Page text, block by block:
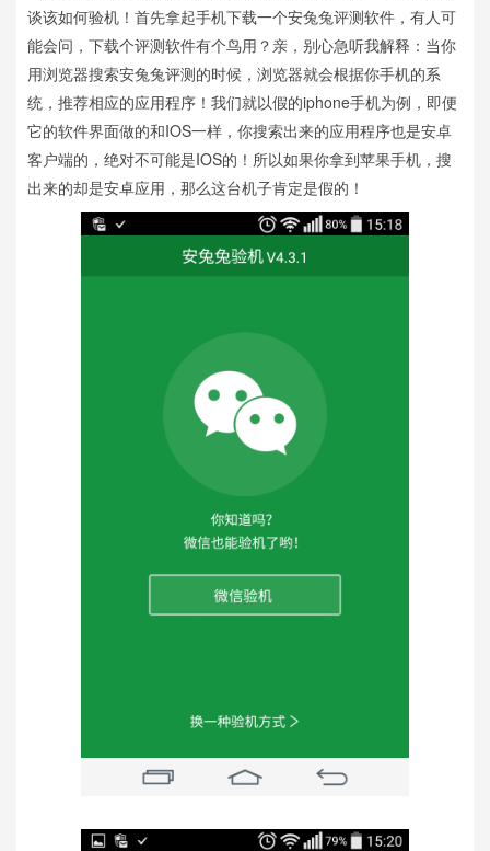
谈该如何验机！首先拿起手机下载一个安兔兔评测软件，有人可
能会问，下载个评测软件有个鸟用？亲，别心急听我解释：当你
用浏览器搜索安兔兔评测的时候，浏览器就会根据你手机的系
统，推荐相应的应用程序！我们就以假的iphone手机为例，即便
它的软件界面做的和IOS一样，你搜索出来的应用程序也是安卓
客户端的，绝对不可能是IOS的！所以如果你拿到苹果手机，搜
出来的却是安卓应用，那么这台机子肯定是假的！